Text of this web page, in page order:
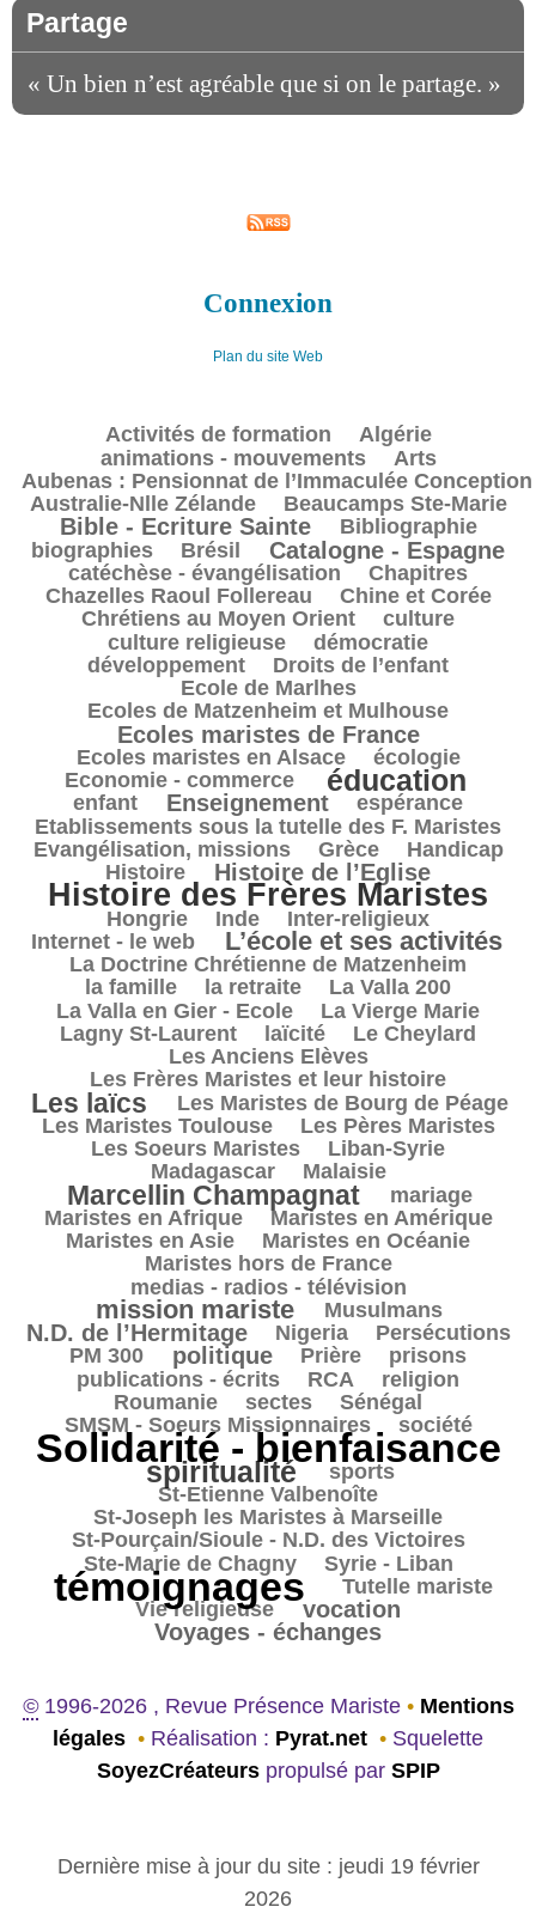
Partage
« Un bien n’est agréable que si on le partage. »
Connexion
Plan du site Web
Activités de formation Algérie
animations - mouvements
Arts
Aubenas : Pensionnat de l’Immaculée Conception
50/3705
Australie-Nlle Zélande
98/3705 Beaucamps Ste-Marie
1004/3705
Bible - Ecriture Sainte
107/3705 Bibliographie
645/3705
biographies
134/3705 Brésil
907/3705 Catalogne - Espagne
738/3705
catéchèse - évangélisation
161/3705 Chapitres
244/3705
Chazelles Raoul Follereau
141/3705 Chine et Corée
253/3705
Chrétiens au Moyen Orient
564/3705 culture
58/3705
culture religieuse
démocratie
développement
173/3705 Droits de l’enfant
Ecole de Marlhes
Ecoles de Matzenheim et Mulhouse
1016/3705
Ecoles maristes de France
Ecoles maristes en Alsace
632/3705 écologie
238/3705
Economie - commerce
2153/3705 éducation
202/3705
enfant
1178/3705 Enseignement
285/3705 espérance
61/3705
Etablissements sous la tutelle des F. Maristes
344/3705
Evangélisation, missions
790/3705 Grèce
177/3705 Handicap
302/3705
Histoire
Histoire de l’Eglise
2440/3705
Histoire des Frères Maristes
170/3705
Hongrie
Inde Inter-religieux
Internet - le web
1345/3705 L’école et ses activités
67/3705
La Doctrine Chrétienne de Matzenheim
427/3705
la famille
131/3705 la retraite
67/3705 La Valla 200
91/3705
La Valla en Gier - Ecole
793/3705 La Vierge Marie
517/3705
Lagny St-Laurent
337/3705 laïcité
274/3705 Le Cheylard
132/3705
Les Anciens Elèves
Les Frères Maristes et leur histoire
1760/3705
Les laïcs
728/3705 Les Maristes de Bourg de Péage
337/3705
Les Maristes Toulouse
554/3705 Les Pères Maristes
509/3705
Les Soeurs Maristes
146/3705 Liban-Syrie
200/3705
Madagascar
Malaisie
Marcellin Champagnat
66/3705 mariage
466/3705
Maristes en Afrique
375/3705 Maristes en Amérique
417/3705
Maristes en Asie
127/3705 Maristes en Océanie
455/3705
Maristes hors de France
medias - radios - télévision
mission mariste
120/3705 Musulmans
1187/3705
N.D. de l’Hermitage
28/3705 Nigeria
219/3705 Persécutions
218/3705
PM 300
1005/3705 politique
217/3705 Prière
125/3705 prisons
338/3705
publications - écrits
198/3705 RCA
382/3705 religion
112/3705
Roumanie
sectes Sénégal
SMSM - Soeurs Missionnaires
423/3705 société
3705/3705
Solidarité - bienfaisance
2267/3705
spiritualité
346/3705 sports
313/3705
St-Etienne Valbenoîte
St-Joseph les Maristes à Marseille
144/3705
St-Pourçain/Sioule - N.D. des Victoires
59/3705
Ste-Marie de Chagny
18/3705 Syrie - Liban
3687/3705
témoignages
268/3705 Tutelle mariste
210/3705
Vie religieuse
858/3705 vocation
852/3705
Voyages - échanges
©1996-2026 , Revue Présence Mariste • Mentions
légales • Réalisation : Pyrat.net • Squelette
SoyezCréateurspropulsé par SPIP
Dernière mise à jour du site : jeudi 19 février
2026